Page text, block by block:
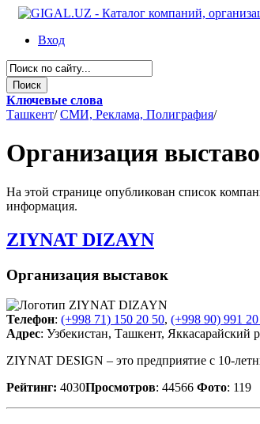
Вход
Ключевые слова
Ташкент/ СМИ, Реклама, Полиграфия/
Организация
На этой странице опубликован список
информация.
ZIYNAT DIZAYN
Организация выставок
Телефон: (+998 71) 150 20 50, (+998 90) 991
Адрес: Узбекистан, Ташкент, Яккасарайский
ZIYNAT DESIGN – это предприятие с 10-
Рейтинг: 4030Просмотров: 44566 Фото: 119